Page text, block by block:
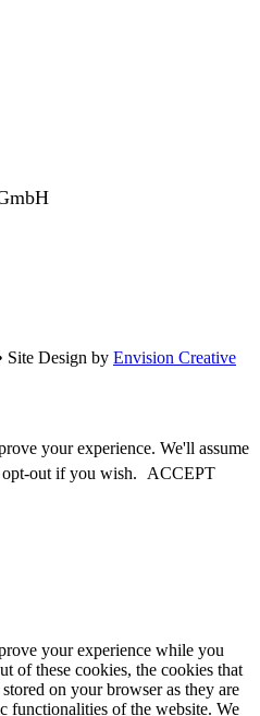
Site Design by Envision Creative
your experience. We'll assume
out if you wish.
ACCEPT
your experience while you
of these cookies, the cookies that
on your browser as they are
functionalities of the website. We